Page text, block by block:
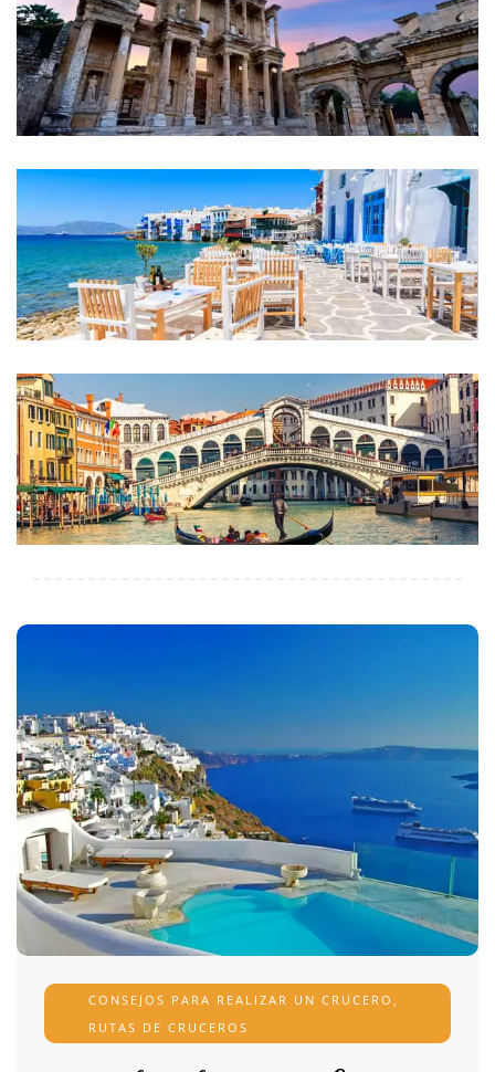
CONSEJOS PARA REALIZAR UN CRUCERO ,
RUTAS DE CRUCEROS